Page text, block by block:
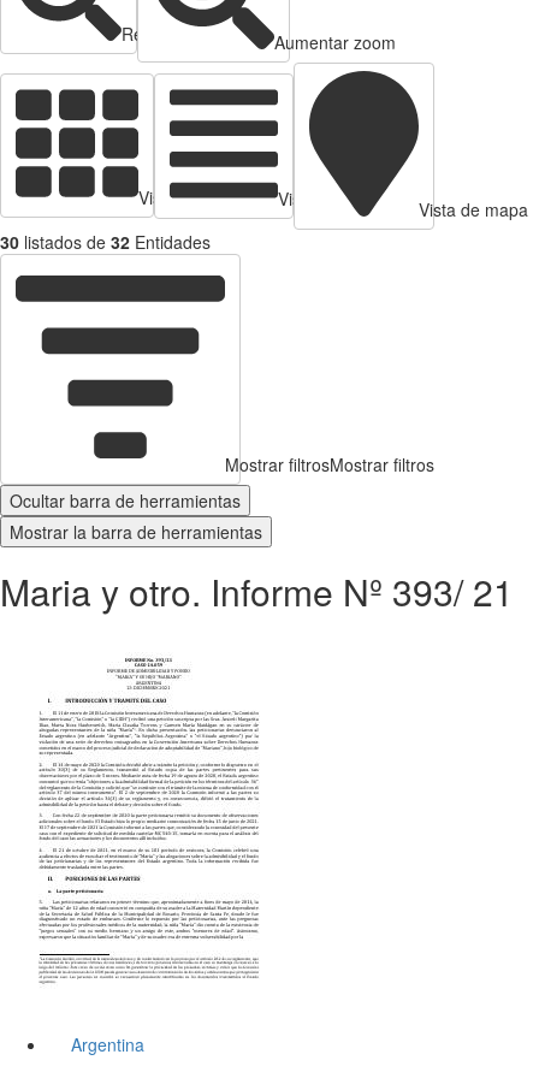
Reducir zoom Aumentar zoom
Vista de tarjetas Vista de Tabla
Vista de mapa
30 listados de 32 Entidades
Mostrar filtrosMostrar filtros
Ocultar barra de herramientas
Mostrar la barra de herramientas
Maria y otro. Informe Nº 393/ 21
Argentina